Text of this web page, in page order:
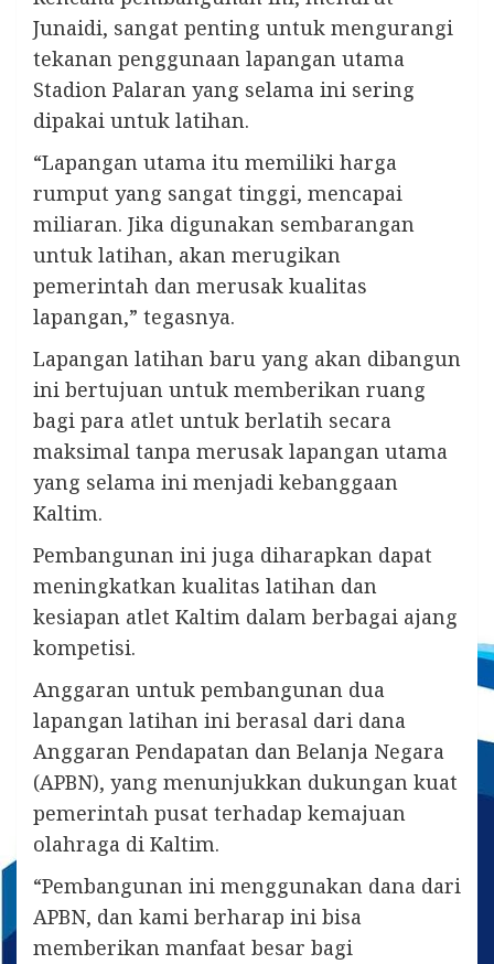
Junaidi, sangat penting untuk mengurangi
tekanan penggunaan lapangan utama
Stadion Palaran yang selama ini sering
dipakai untuk latihan.
“Lapangan utama itu memiliki harga
rumput yang sangat tinggi, mencapai
miliaran. Jika digunakan sembarangan
untuk latihan, akan merugikan
pemerintah dan merusak kualitas
lapangan,” tegasnya.
Lapangan latihan baru yang akan dibangun
ini bertujuan untuk memberikan ruang
bagi para atlet untuk berlatih secara
maksimal tanpa merusak lapangan utama
yang selama ini menjadi kebanggaan
Kaltim.
Pembangunan ini juga diharapkan dapat
meningkatkan kualitas latihan dan
kesiapan atlet Kaltim dalam berbagai ajang
kompetisi.
Anggaran untuk pembangunan dua
lapangan latihan ini berasal dari dana
Anggaran Pendapatan dan Belanja Negara
(APBN), yang menunjukkan dukungan kuat
pemerintah pusat terhadap kemajuan
olahraga di Kaltim.
“Pembangunan ini menggunakan dana dari
APBN, dan kami berharap ini bisa
memberikan manfaat besar bagi